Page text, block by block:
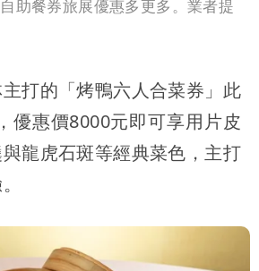
助餐券旅展優惠多更多。業者提
打的「烤鴨六人合菜券」此
優惠價8000元即可享用片皮
龍虎石斑等經典菜色，主打